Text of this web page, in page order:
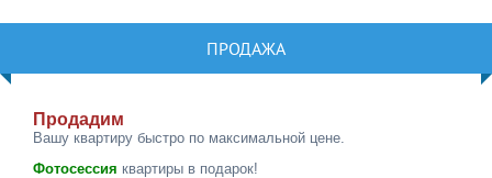
ПРОДАЖА
Продадим
Вашу квартиру быстро по максимальной цене.
Фотосессия квартиры в подарок!